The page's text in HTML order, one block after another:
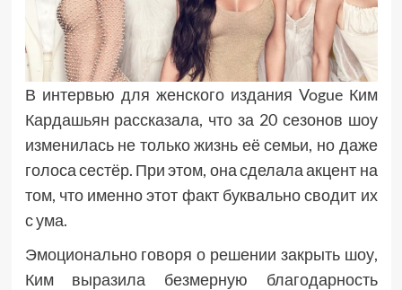
В интервью для женского издания Vogue Ким
Кардашьян рассказала, что за 20 сезонов шоу
изменилась не только жизнь её семьи, но даже
голоса сестёр. При этом, она сделала акцент на
том, что именно этот факт буквально сводит их
с ума.
Эмоционально говоря о решении закрыть шоу,
Ким выразила безмерную благодарность